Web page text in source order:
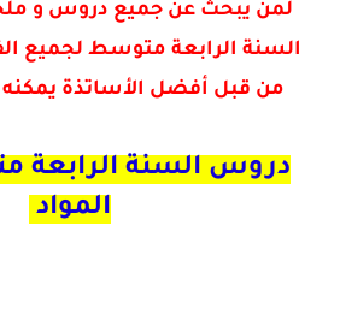
لمن يبحث عن جميع دروس و
السنة الرابعة متوسط لجميع
من قبل أفضل الأساتذة
دروس السنة الرابعة
المواد